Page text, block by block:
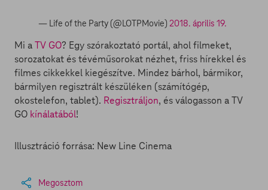
— Life of the Party (@LOTPMovie) 2018. április 19.
Mi aTV GO? Egy szórakoztató portál, ahol filmeket,
sorozatokat és tévéműsorokat nézhet, friss hírekkel és
filmes cikkekkel kiegészítve. Mindez bárhol, bármikor,
bármilyen regisztrált készüléken (számítógép,
okostelefon, tablet). Regisztráljon, és válogasson a TV
GO kínálatából!
Illusztráció forrása: New Line Cinema
Megosztom